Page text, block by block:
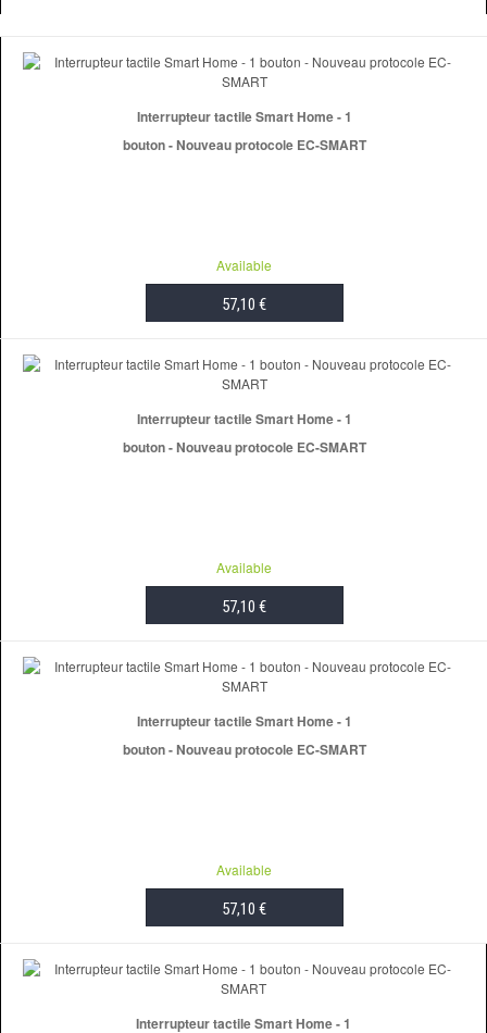
Interrupteur tactile Smart Home - 1
bouton - Nouveau protocole EC-SMART
Available
57,10 €
Interrupteur tactile Smart Home - 1
bouton - Nouveau protocole EC-SMART
Available
57,10 €
Interrupteur tactile Smart Home - 1
bouton - Nouveau protocole EC-SMART
Available
57,10 €
Interrupteur tactile Smart Home - 1